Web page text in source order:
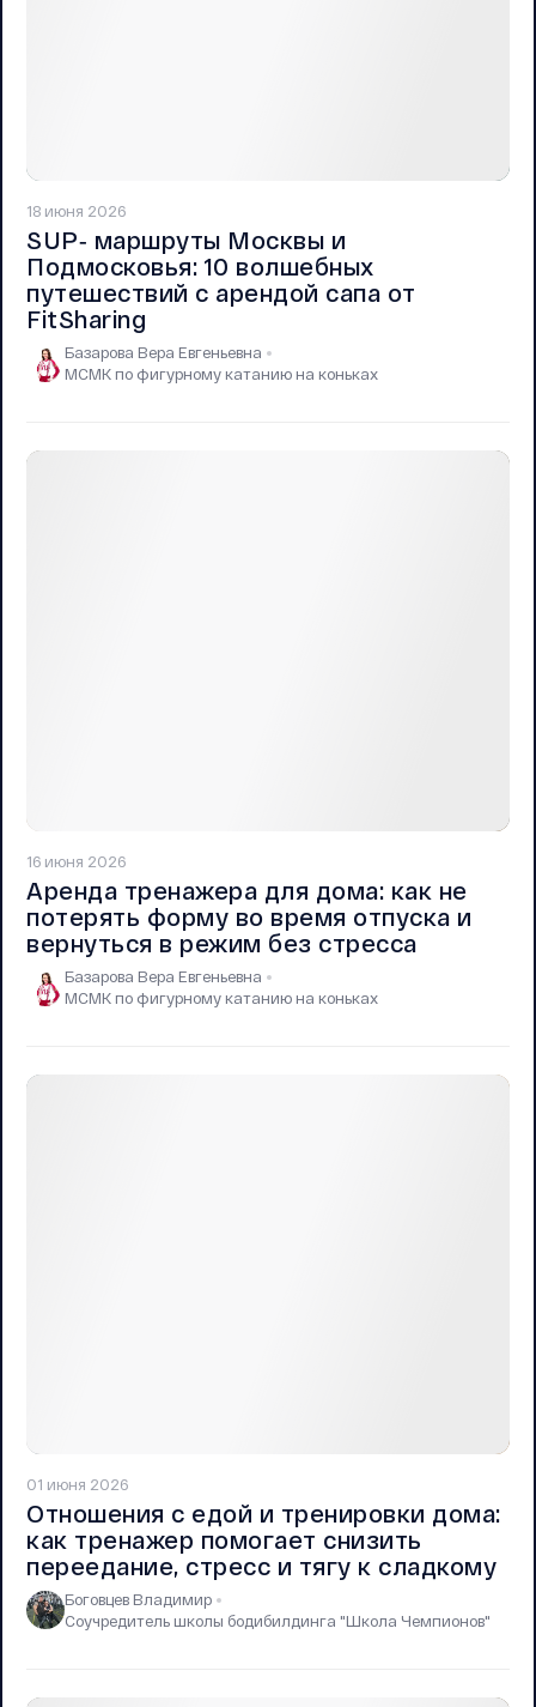
18 июня 2026
SUP‑ маршруты Москвы и
Подмосковья: 10 волшебных
путешествий с арендой сапа от
FitSharing
Базарова Вера Евгеньевна
МСМК по фигурному катанию на коньках
16 июня 2026
Аренда тренажера для дома: как не
потерять форму во время отпуска и
вернуться в режим без стресса
Базарова Вера Евгеньевна
МСМК по фигурному катанию на коньках
01 июня 2026
Отношения с едой и тренировки дома:
как тренажер помогает снизить
переедание, стресс и тягу к сладкому
Боговцев Владимир
Соучредитель школы бодибилдинга "Школа Чемпионов"